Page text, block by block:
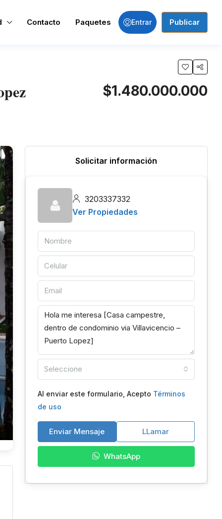
Contacto Paquetes Entrar Publicar
$1.480.000.000
Solicitar información
3203337332
Ver Propiedades
Seleccione
Al enviar este formulario, Acepto Términos
de uso
Enviar Mensaje LLamar
WhatsApp